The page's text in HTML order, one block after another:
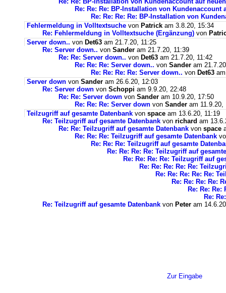
Re: Re: Re: BP-Installation von Kundenaccount
Re: Re: Re: Re: BP-Installation von
Fehlermeldung in Volltextsuche von Patrick am 3.8.20, 15:34
Re: Fehlermeldung in Volltextsuche (Ergänzung) von
Server down.. von Det63 am 21.7.20, 11:25
Re: Server down.. von Sander am 21.7.20, 11:39
Re: Re: Server down.. von Det63 am 21.7.20, 11:42
Re: Re: Re: Server down.. von Sander am
Re: Re: Re: Re: Server down.. von Det63
Server down von Sander am 26.6.20, 12:03
Re: Server down von Schoppi am 9.9.20, 22:48
Re: Re: Server down von Sander am 10.9.20, 17:50
Re: Re: Re: Server down von Sander am 11.9.20,
Teilzugriff auf gesamte Datenbank von space am 13.6.20, 11:19
Re: Teilzugriff auf gesamte Datenbank von richard am
Re: Re: Teilzugriff auf gesamte Datenbank von space
Re: Re: Re: Teilzugriff auf gesamte Datenbank
Re: Re: Re: Teilzugriff auf gesamte
Re: Re: Re: Re: Teilzugriff auf
Re: Re: Re: Re: Teilzugriff auf
Re: Re: Re: Re: Re:
Re: Re: Re: Re: Re:
Re: Re: Re: Re:
Re: Re: Re:
Re:
Re: Teilzugriff auf gesamte Datenbank von Peter am
Zur Eingabe